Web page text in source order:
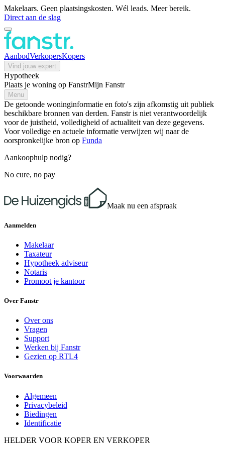
Makelaars. Geen plaatsingskosten. Wél leads. Meer bereik.
Direct aan de slag
AanbodVerkopersKopers
Vind jouw expert
Hypotheek
Plaats je woning op FanstrMijn Fanstr
Menu
De getoonde woninginformatie en foto's zijn afkomstig uit publiek
beschikbare bronnen van derden. Fanstr is niet verantwoordelijk
voor de juistheid, volledigheid of actualiteit van deze gegevens.
Voor volledige en actuele informatie verwijzen wij naar de
oorspronkelijke bron op Funda
Aankoophulp nodig?
No cure, no pay
Maak nu een afspraak
Aanmelden
Makelaar
Taxateur
Hypotheek adviseur
Notaris
Promoot je kantoor
Over Fanstr
Over ons
Vragen
Support
Werken bij Fanstr
Gezien op RTL4
Voorwaarden
Algemeen
Privacybeleid
Biedingen
Identificatie
HELDER VOOR KOPER EN VERKOPER